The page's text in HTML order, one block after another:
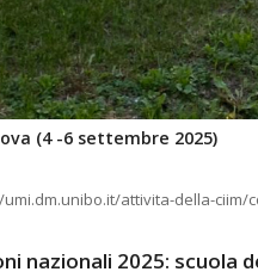
(4 -6 settembre 2025)
attivita-della-
nazionali 2025: scuola